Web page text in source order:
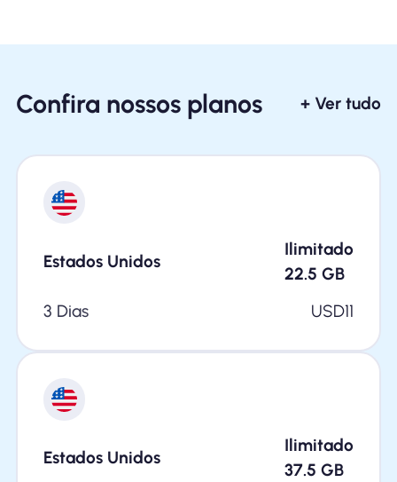
Confira nossos planos + Ver tudo
Estados Unidos
Ilimitado
22.5 GB
3 Dias
USD11
Estados Unidos
Ilimitado
37.5 GB